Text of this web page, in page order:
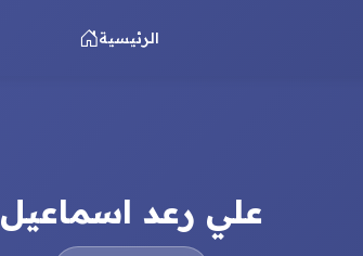
الرئيسية
علي رعد اسماعيل